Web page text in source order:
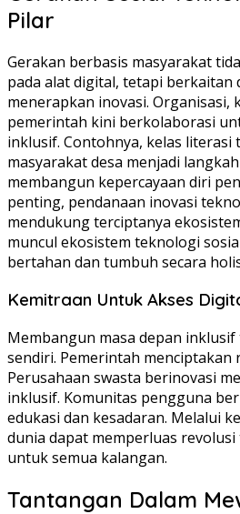
Pilar
Gerakan berbasis masyarakat
pada alat digital, tetapi berkaitan
menerapkan inovasi. Organisasi,
pemerintah kini berkolaborasi
inklusif. Contohnya, kelas literasi
masyarakat desa menjadi
membangun kepercayaan diri
penting, pendanaan inovasi
mendukung terciptanya
muncul ekosistem teknologi
bertahan dan tumbuh secara
Kemitraan Untuk Akses
Membangun masa depan
sendiri. Pemerintah menciptakan
Perusahaan swasta berinovasi
inklusif. Komunitas pengguna
edukasi dan kesadaran. Melalui
dunia dapat memperluas
untuk semua kalangan.
Tantangan Dalam